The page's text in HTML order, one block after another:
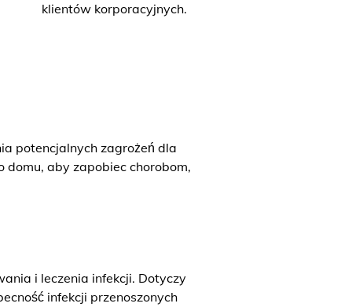
klientów korporacyjnych.
potencjalnych zagrożeń dla
domu, aby zapobiec chorobom,
i leczenia infekcji. Dotyczy
infekcji przenoszonych